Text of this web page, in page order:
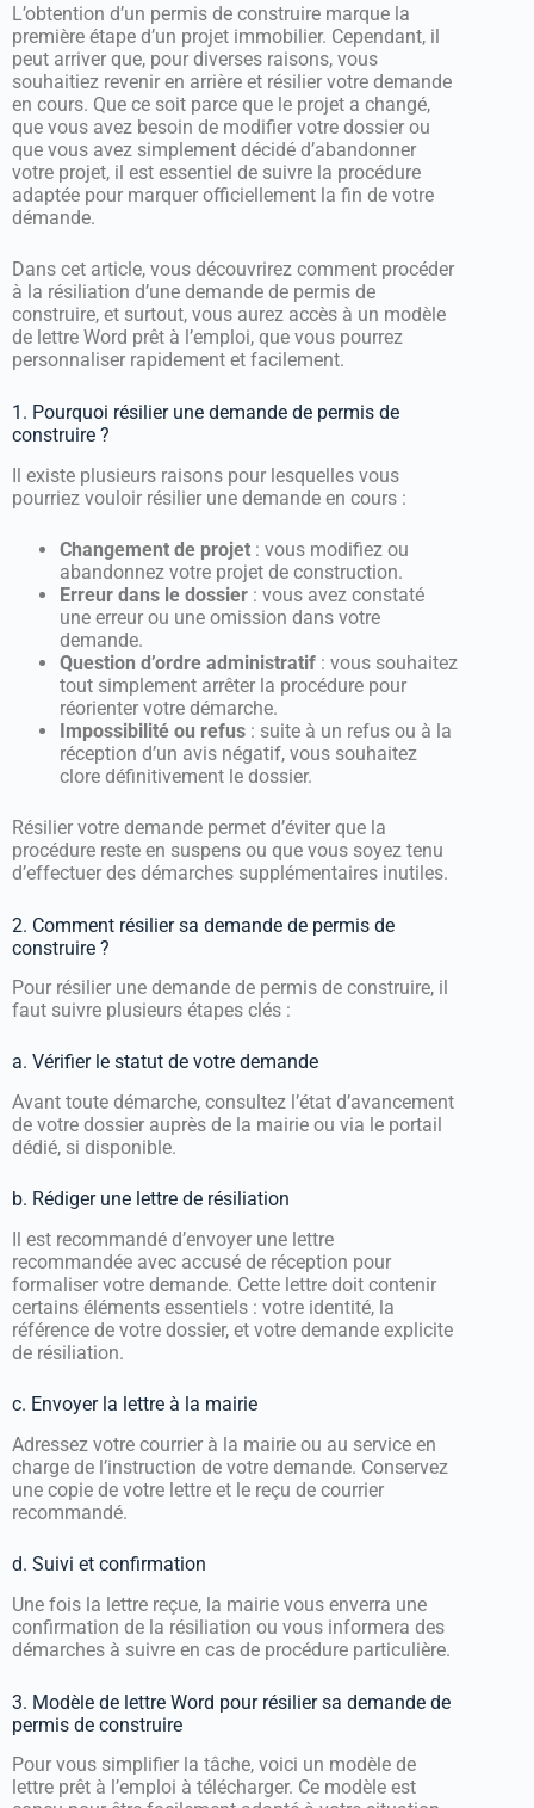
L’obtention d’un permis de construire marque la
première étape d’un projet immobilier. Cependant, il
peut arriver que, pour diverses raisons, vous
souhaitiez revenir en arrière et résilier votre demande
en cours. Que ce soit parce que le projet a changé,
que vous avez besoin de modifier votre dossier ou
que vous avez simplement décidé d’abandonner
votre projet, il est essentiel de suivre la procédure
adaptée pour marquer officiellement la fin de votre
démande.
Dans cet article, vous découvrirez comment procéder
à la résiliation d’une demande de permis de
construire, et surtout, vous aurez accès à un modèle
de lettre Word prêt à l’emploi, que vous pourrez
personnaliser rapidement et facilement.
1. Pourquoi résilier une demande de permis de
construire ?
Il existe plusieurs raisons pour lesquelles vous
pourriez vouloir résilier une demande en cours :
Changement de projet : vous modifiez ou
abandonnez votre projet de construction.
Erreur dans le dossier : vous avez constaté
une erreur ou une omission dans votre
demande.
Question d’ordre administratif : vous souhaitez
tout simplement arrêter la procédure pour
réorienter votre démarche.
Impossibilité ou refus : suite à un refus ou à la
réception d’un avis négatif, vous souhaitez
clore définitivement le dossier.
Résilier votre demande permet d’éviter que la
procédure reste en suspens ou que vous soyez tenu
d’effectuer des démarches supplémentaires inutiles.
2. Comment résilier sa demande de permis de
construire ?
Pour résilier une demande de permis de construire, il
faut suivre plusieurs étapes clés :
a. Vérifier le statut de votre demande
Avant toute démarche, consultez l’état d’avancement
de votre dossier auprès de la mairie ou via le portail
dédié, si disponible.
b. Rédiger une lettre de résiliation
Il est recommandé d’envoyer une lettre
recommandée avec accusé de réception pour
formaliser votre demande. Cette lettre doit contenir
certains éléments essentiels : votre identité, la
référence de votre dossier, et votre demande explicite
de résiliation.
c. Envoyer la lettre à la mairie
Adressez votre courrier à la mairie ou au service en
charge de l’instruction de votre demande. Conservez
une copie de votre lettre et le reçu de courrier
recommandé.
d. Suivi et confirmation
Une fois la lettre reçue, la mairie vous enverra une
confirmation de la résiliation ou vous informera des
démarches à suivre en cas de procédure particulière.
3. Modèle de lettre Word pour résilier sa demande de
permis de construire
Pour vous simplifier la tâche, voici un modèle de
lettre prêt à l’emploi à télécharger. Ce modèle est